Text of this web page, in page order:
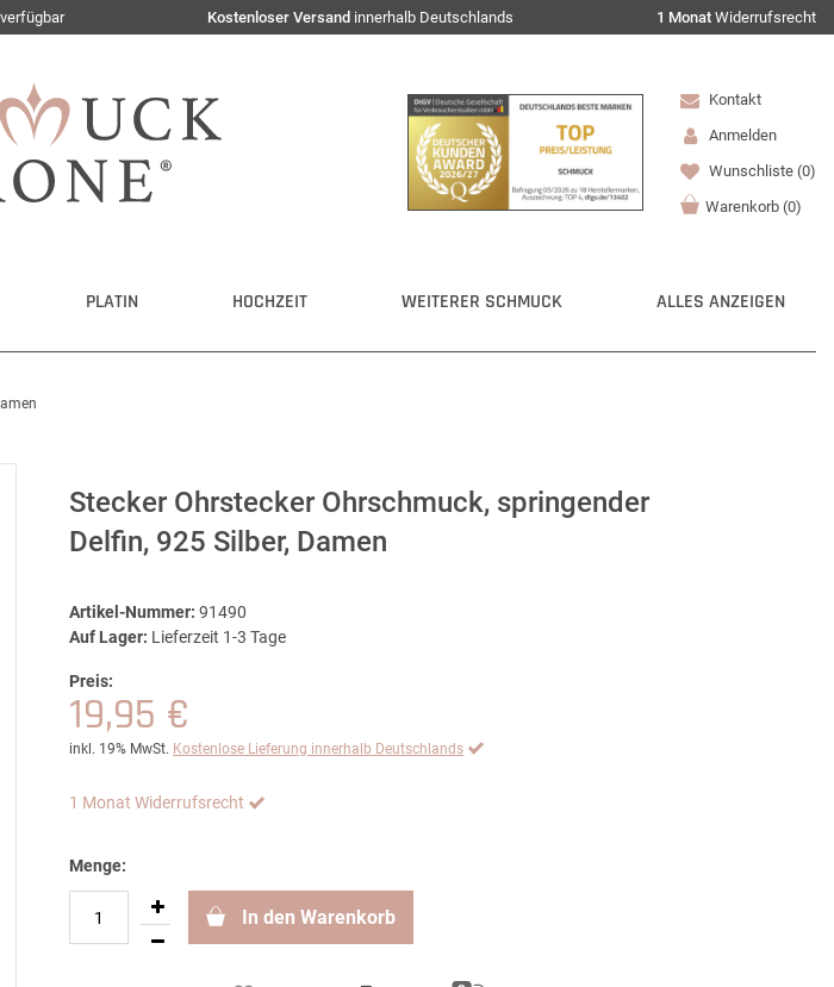
Kostenloser Versand innerhalb Deutschlands 1 Monat Widerrufsrecht
Kontakt
Anmelden
Wunschliste (0)
Warenkorb (0)
PLATIN HOCHZEIT WEITERER SCHMUCK ALLES ANZEIGEN
Stecker Ohrstecker Ohrschmuck, springender
Delfin, 925 Silber, Damen
Artikel-Nummer: 91490
Auf Lager: Lieferzeit 1-3 Tage
Preis:
19,95 €
inkl. 19% MwSt. Kostenlose Lieferung innerhalb Deutschlands
1 Monat Widerrufsrecht
Menge:
In den Warenkorb